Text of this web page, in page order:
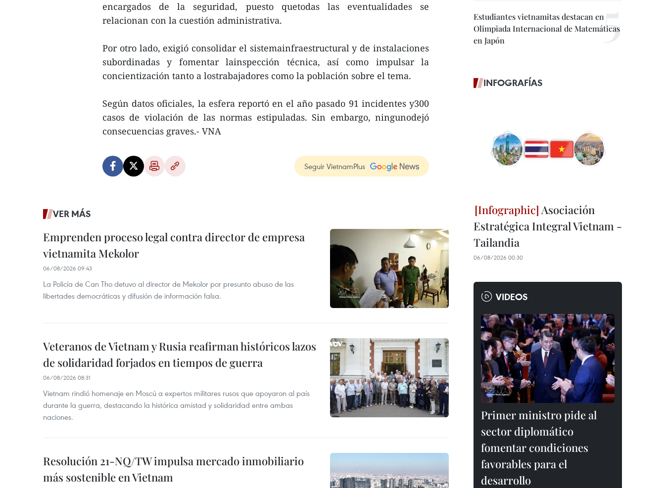
encargados de la seguridad, puesto quetodas las eventualidades se
relacionan con la cuestión administrativa.
Por otro lado, exigió consolidar el sistemainfraestructural y de instalaciones
subordinadas y fomentar lainspección técnica, así como impulsar la
concientización tanto a lostrabajadores como la población sobre el tema.
Según datos oficiales, la esfera reportó en el año pasado 91 incidentes y300
casos de violación de las normas estipuladas. Sin embargo, ningunodejó
consecuencias graves.- VNA
Seguir VietnamPlus
VER MÁS
Emprenden proceso legal contra director de empresa
vietnamita Mekolor
06/08/2026 09:43
La Policía de Can Tho detuvo al director de Mekolor por presunto abuso de las
libertades democráticas y difusión de información falsa.
Veteranos de Vietnam y Rusia reafirman históricos lazos
de solidaridad forjados en tiempos de guerra
06/08/2026 08:31
Vietnam rindió homenaje en Moscú a expertos militares rusos que apoyaron al país
durante la guerra, destacando la histórica amistad y solidaridad entre ambas
naciones.
Resolución 21-NQ/TW impulsa mercado inmobiliario
más sostenible en Vietnam
Estudiantes vietnamitas destacan en
Olimpiada Internacional de Matemáticas
en Japón
INFOGRAFÍAS
Asociación
Estratégica Integral Vietnam -
Tailandia
06/08/2026 00:30
VIDEOS
Primer ministro pide al
sector diplomático
fomentar condiciones
favorables para el
desarrollo